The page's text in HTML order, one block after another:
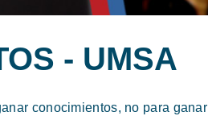
- UMSA
conocimientos, no para ganar